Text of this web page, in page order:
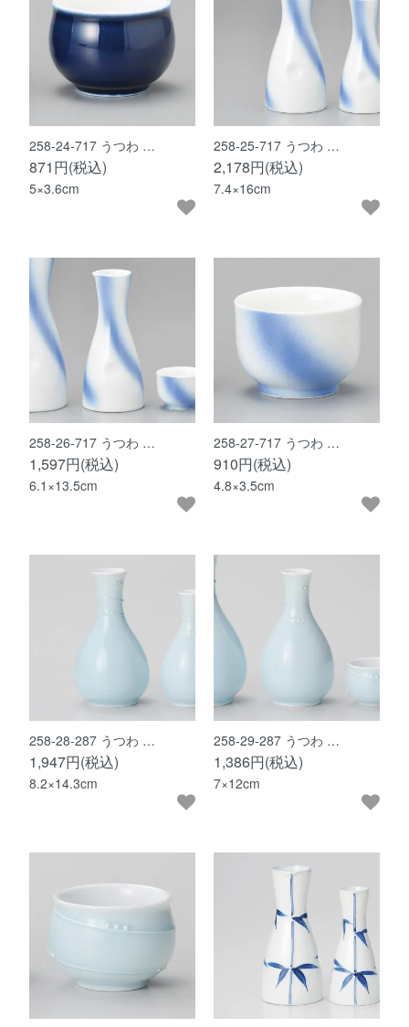
258-24-717 うつわ …
871円(税込)
5×3.6cm
258-25-717 うつわ …
2,178円(税込)
7.4×16cm
258-26-717 うつわ …
1,597円(税込)
6.1×13.5cm
258-27-717 うつわ …
910円(税込)
4.8×3.5cm
258-28-287 うつわ …
1,947円(税込)
8.2×14.3cm
258-29-287 うつわ …
1,386円(税込)
7×12cm